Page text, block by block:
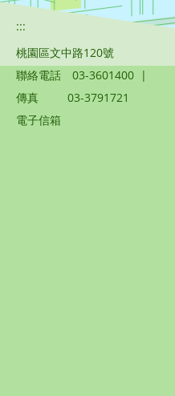
:::
桃園區文中路120號
聯絡電話
03-3601400 |
傳真
03-3791721
電子信箱